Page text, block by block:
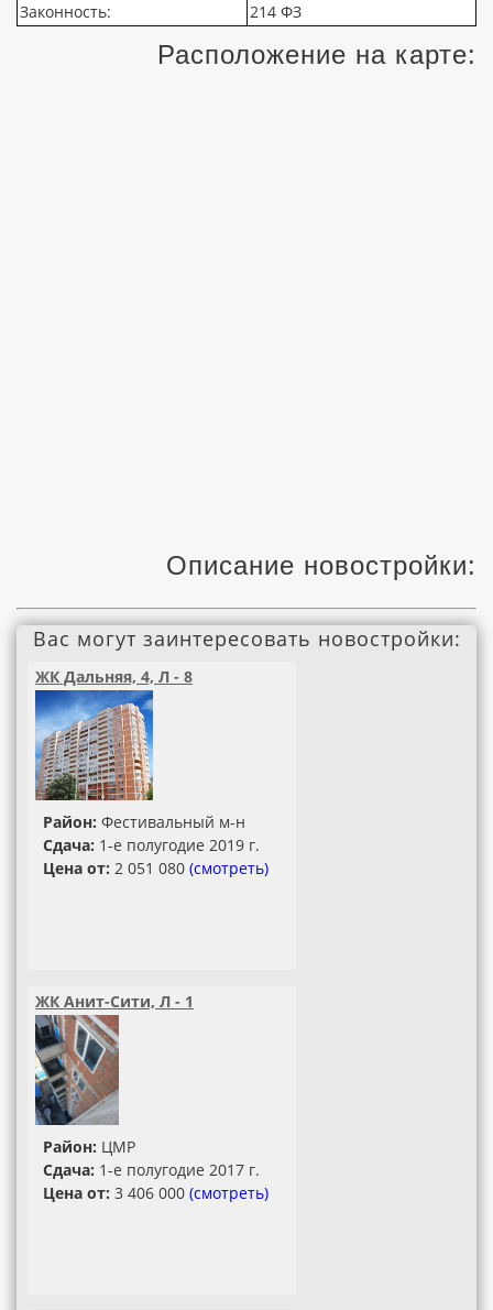
Законность: 214 ФЗ
Расположение на карте:
Описание новостройки:
Вас могут заинтересовать новостройки:
ЖК Дальняя, 4, Л - 8
Район: Фестивальный м-н
Сдача: 1-е полугодие 2019 г.
Цена от: 2 051 080 (смотреть)
ЖК Анит-Сити, Л - 1
Район: ЦМР
Сдача: 1-е полугодие 2017 г.
Цена от: 3 406 000 (смотреть)